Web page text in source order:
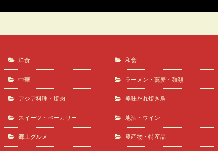
洋食 和食
中華 ラーメン・蕎麦・麺類
アジア料理・焼肉 美味だれ焼き鳥
スイーツ・ベーカリー 地酒・ワイン
郷土グルメ 農産物・特産品